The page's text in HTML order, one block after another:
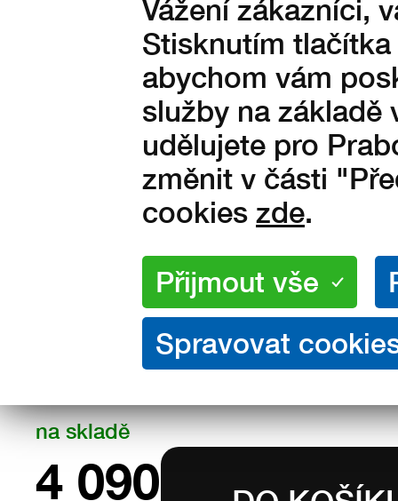
Vážení zákazníci,
Stisknutím
abychom vám
služby na základě
udělujete pro
změnit v části
cookies zde.
Velikosti: 36 37 38 39
42,5
44
46
48
49
Množství:
na skladě
4 090Kč s DPH